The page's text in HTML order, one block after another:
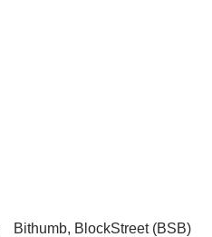
Bithumb, BlockStreet (BSB)